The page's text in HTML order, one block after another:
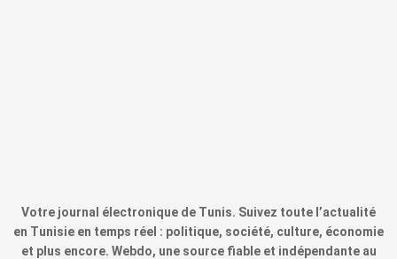
Votre journal électronique de Tunis. Suivez toute l’actualité
en Tunisie en temps réel : politique, société, culture, économie
et plus encore. Webdo, une source fiable et indépendante au